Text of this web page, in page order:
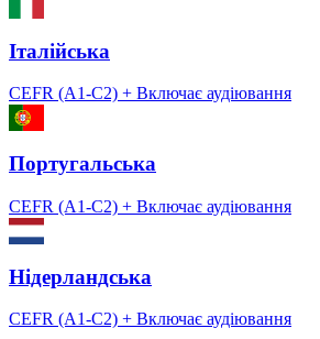
Італійська
CEFR (A1-C2) + Включає аудіювання
Португальська
CEFR (A1-C2) + Включає аудіювання
Нідерландська
CEFR (A1-C2) + Включає аудіювання